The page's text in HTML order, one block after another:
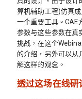
算机辅助工程)仿真
一个重要工具。CAE
参数与这些参数在真
挑战，在这个
的介绍，另外可以从
解这样的观念。
透过这场在线研